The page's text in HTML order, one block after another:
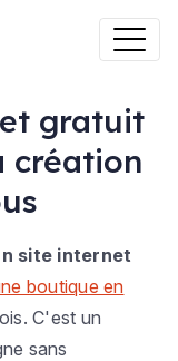
gratuit
création
site internet
boutique en
C'est un
sans